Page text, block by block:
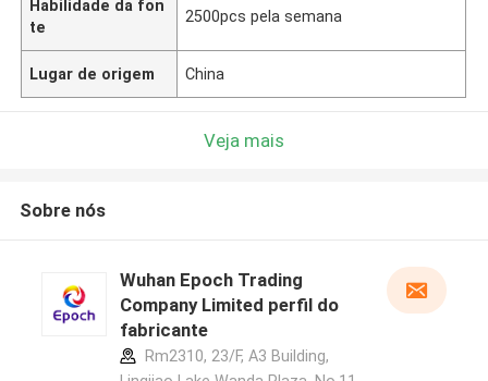
Habilidade da fon
te
2500pcs pela semana
Lugar de origem China
Veja mais
Sobre nós
Wuhan Epoch Trading
Company Limited perfil do
fabricante
Rm2310, 23/F, A3 Building,